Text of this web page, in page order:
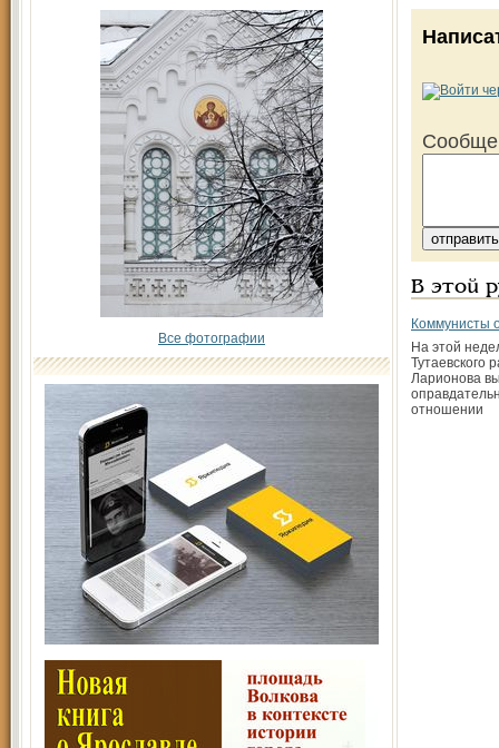
Все фотографии
В этой
Коммунисты
На этой
Тутаевского
Ларионова
отношении